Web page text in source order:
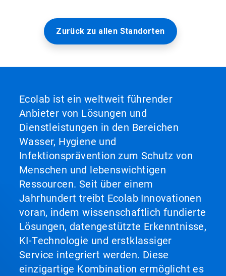
Zurück zu allen Standorten
Ecolab ist ein weltweit führender
Anbieter von Lösungen und
Dienstleistungen in den Bereichen
Wasser, Hygiene und
Infektionsprävention zum Schutz von
Menschen und lebenswichtigen
Ressourcen. Seit über einem
Jahrhundert treibt Ecolab Innovationen
voran, indem wissenschaftlich fundierte
Lösungen, datengestützte Erkenntnisse,
KI-Technologie und erstklassiger
Service integriert werden. Diese
einzigartige Kombination ermöglicht es